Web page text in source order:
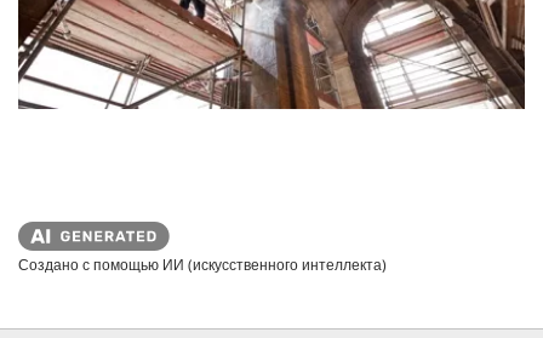
Создано с помощью ИИ (искусственного интеллекта)